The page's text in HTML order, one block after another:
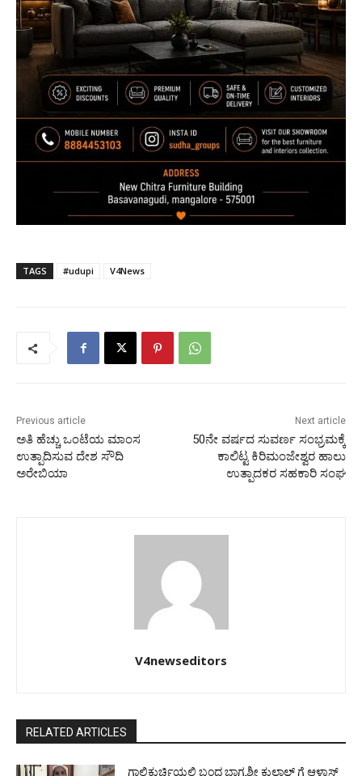
TAGS #udupi V4News
Previous article
ಅತಿ ಹೆಚ್ಚು ಒಂಟೆಯ ಮಾಂಸ
ಉತ್ಪಾದಿಸುವ ದೇಶ ಸೌದಿ
ಅರೇಬಿಯಾ
Next article
50ನೇ ವರ್ಷದ ಸುವರ್ಣ ಸಂಭ್ರಮಕ್ಕೆ
ಕಾಲಿಟ್ಟ ಕಿರಿಮಂಜೇಶ್ವರ ಹಾಲು
ಉತ್ಪಾದಕರ ಸಹಕಾರಿ ಸಂಘ
V4newseditors
RELATED ARTICLES
ಗಾಲಿಕುರ್ಚಿಯಲ್ಲಿ ಬಂದ ಭಾಗ್ಯಶ್ರೀ ಕುಲಾಲ್ ಗೆ ಆಳ್ವಾಸ್